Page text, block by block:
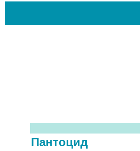
Пантоцид